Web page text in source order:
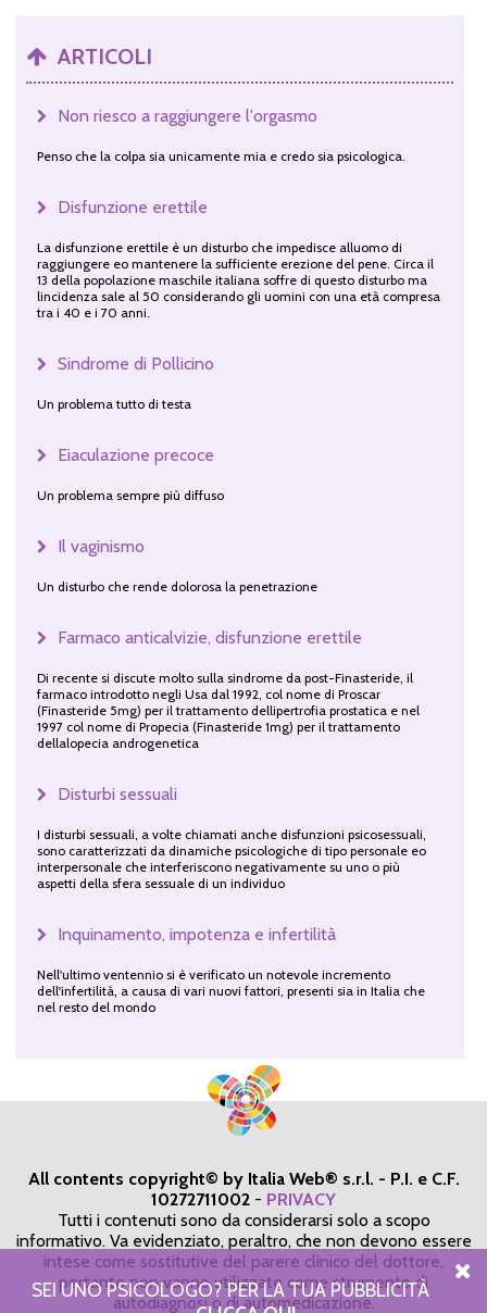
ARTICOLI
Non riesco a raggiungere l'orgasmo
Penso che la colpa sia unicamente mia e credo sia psicologica.
Disfunzione erettile
La disfunzione erettile è un disturbo che impedisce alluomo di
raggiungere eo mantenere la sufficiente erezione del pene. Circa il
13 della popolazione maschile italiana soffre di questo disturbo ma
lincidenza sale al 50 considerando gli uomini con una età compresa
tra i 40 e i 70 anni.
Sindrome di Pollicino
Un problema tutto di testa
Eiaculazione precoce
Un problema sempre più diffuso
Il vaginismo
Un disturbo che rende dolorosa la penetrazione
Farmaco anticalvizie, disfunzione erettile
Di recente si discute molto sulla sindrome da post-Finasteride, il
farmaco introdotto negli Usa dal 1992, col nome di Proscar
(Finasteride 5mg) per il trattamento dellipertrofia prostatica e nel
1997 col nome di Propecia (Finasteride 1mg) per il trattamento
dellalopecia androgenetica
Disturbi sessuali
I disturbi sessuali, a volte chiamati anche disfunzioni psicosessuali,
sono caratterizzati da dinamiche psicologiche di tipo personale eo
interpersonale che interferiscono negativamente su uno o più
aspetti della sfera sessuale di un individuo
Inquinamento, impotenza e infertilità
Nell'ultimo ventennio si è verificato un notevole incremento
dell'infertilità, a causa di vari nuovi fattori, presenti sia in Italia che
nel resto del mondo
All contents copyright© by Italia Web® s.r.l. - P.I. e C.F.
10272711002 - PRIVACY
Tutti i contenuti sono da considerarsi solo a scopo
informativo. Va evidenziato, peraltro, che non devono essere
intese come sostitutive del parere clinico del dottore,
pertanto non vanno utilizzate come strumento di
autodiagnosi o di automedicazione.
SEI UNO PSICOLOGO? PER LA TUA PUBBLICITÀ